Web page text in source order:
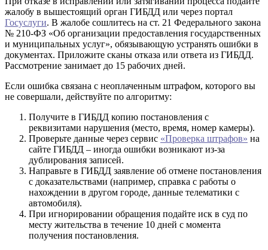
жалобу в вышестоящий орган ГИБДД или через портал
Госуслуги. В жалобе сошлитесь на ст. 21 Федерального закона
№ 210-ФЗ «Об организации предоставления государственных
и муниципальных услуг», обязывающую устранять ошибки в
документах. Приложите сканы отказа или ответа из ГИБДД.
Рассмотрение занимает до 15 рабочих дней.
Если ошибка связана с неоплаченным штрафом, которого вы
не совершали, действуйте по алгоритму:
Получите в ГИБДД копию постановления с
реквизитами нарушения (место, время, номер камеры).
Проверьте данные через сервис «Проверка штрафов» на
сайте ГИБДД – иногда ошибки возникают из-за
дублирования записей.
Направьте в ГИБДД заявление об отмене постановления
с доказательствами (например, справка с работы о
нахождении в другом городе, данные телематики с
автомобиля).
При игнорировании обращения подайте иск в суд по
месту жительства в течение 10 дней с момента
получения постановления.